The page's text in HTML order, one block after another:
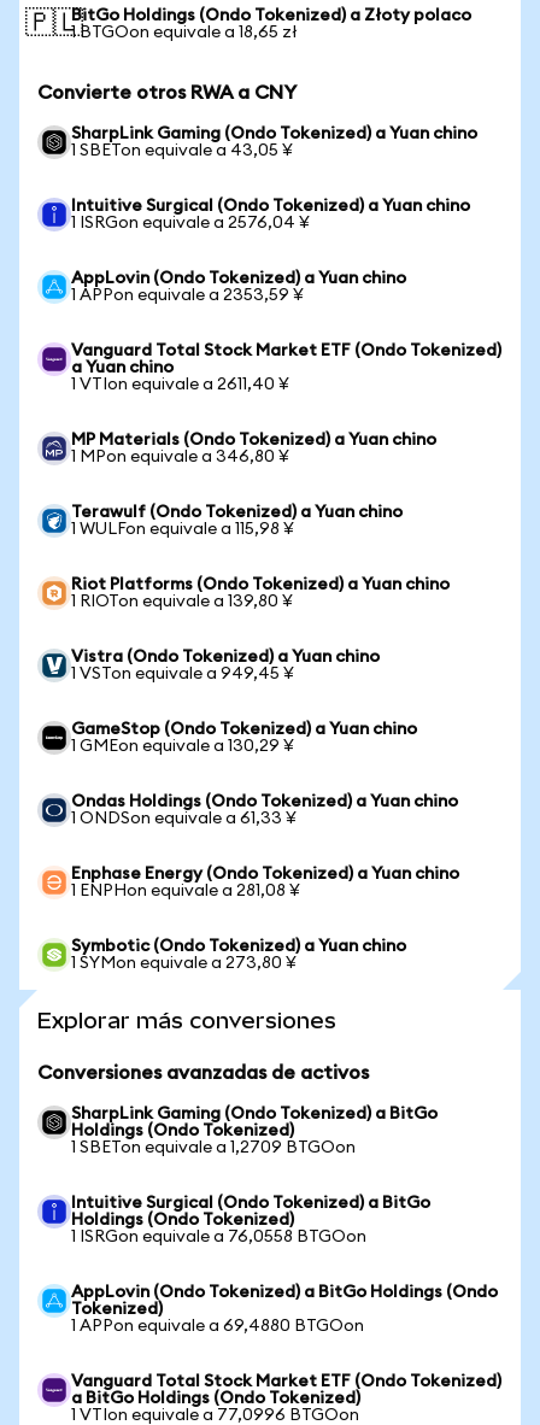
🇵🇱BitGo Holdings (Ondo Tokenized) a Złoty polaco
1 BTGOon equivale a 18,65 zł
Convierte otros RWA a CNY
SharpLink Gaming (Ondo Tokenized) a Yuan chino
1 SBETon equivale a 43,05 ¥
Intuitive Surgical (Ondo Tokenized) a Yuan chino
1 ISRGon equivale a 2576,04 ¥
AppLovin (Ondo Tokenized) a Yuan chino
1 APPon equivale a 2353,59 ¥
Vanguard Total Stock Market ETF (Ondo Tokenized)
a Yuan chino
1 VTIon equivale a 2611,40 ¥
MP Materials (Ondo Tokenized) a Yuan chino
1 MPon equivale a 346,80 ¥
Terawulf (Ondo Tokenized) a Yuan chino
1 WULFon equivale a 115,98 ¥
Riot Platforms (Ondo Tokenized) a Yuan chino
1 RIOTon equivale a 139,80 ¥
Vistra (Ondo Tokenized) a Yuan chino
1 VSTon equivale a 949,45 ¥
GameStop (Ondo Tokenized) a Yuan chino
1 GMEon equivale a 130,29 ¥
Ondas Holdings (Ondo Tokenized) a Yuan chino
1 ONDSon equivale a 61,33 ¥
Enphase Energy (Ondo Tokenized) a Yuan chino
1 ENPHon equivale a 281,08 ¥
Symbotic (Ondo Tokenized) a Yuan chino
1 SYMon equivale a 273,80 ¥
Explorar más conversiones
Conversiones avanzadas de activos
SharpLink Gaming (Ondo Tokenized) a BitGo
Holdings (Ondo Tokenized)
1 SBETon equivale a 1,2709 BTGOon
Intuitive Surgical (Ondo Tokenized) a BitGo
Holdings (Ondo Tokenized)
1 ISRGon equivale a 76,0558 BTGOon
AppLovin (Ondo Tokenized) a BitGo Holdings (Ondo
Tokenized)
1 APPon equivale a 69,4880 BTGOon
Vanguard Total Stock Market ETF (Ondo Tokenized)
a BitGo Holdings (Ondo Tokenized)
1 VTIon equivale a 77,0996 BTGOon